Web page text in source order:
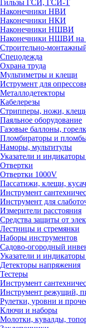
Гильзы ГСИ, ГСИ-Т
Наконечники НВИ
Наконечники НКИ
Наконечники НШВИ
Наконечники НШВИ на
Строительно-
Спецодежда
Охрана труда
Мультиметры и клещи
Иструмент для
Металлодетекторы
Кабелерезы
Стрипперы, ножи,
Паяльное оборудование
Газовые баллоны,
Пломбираторы и
Наморы, мультитулы
Указатели и
Отвертки
Отвертки 1000V
Пассатижи, клещи,
Инструмент
Инструмент для
Измерители расстояния
Средства защиты от
Лестницы и стремянки
Наборы инструментов
Садово-огородный
Указатели и
Детекторы напряжения
Тестеры
Инструмент
Инструмент режущий,
Рулетки, уровни и
Ключи и наборы
Молотки, кувалды,